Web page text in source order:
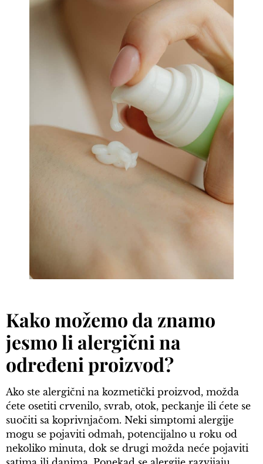
Kako možemo da znamo
jesmo li alergični na
određeni proizvod?
Ako ste alergični na kozmetički proizvod, možda
ćete osetiti crvenilo, svrab, otok, peckanje ili ćete se
suočiti sa koprivnjačom. Neki simptomi alergije
mogu se pojaviti odmah, potencijalno u roku od
nekoliko minuta, dok se drugi možda neće pojaviti